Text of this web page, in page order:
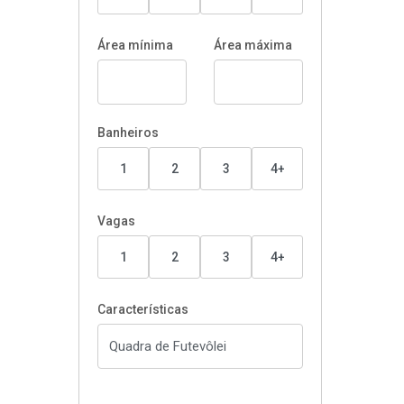
Área mínima Área máxima
Banheiros
1 2 3 4+
Vagas
1 2 3 4+
Características